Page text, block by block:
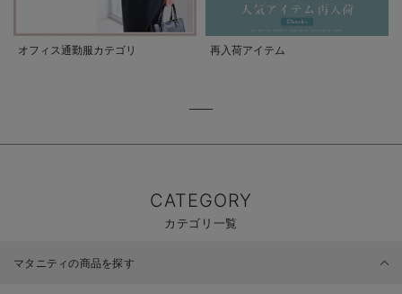
オフィス通勤服カテゴリ 再入荷アイテム
CATEGORY
カテゴリ一覧
マタニティの商品を探す